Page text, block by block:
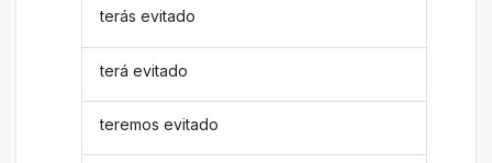
terás evitado
terá evitado
teremos evitado